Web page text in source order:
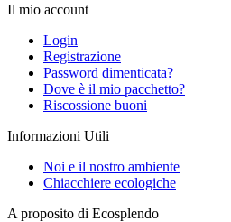
Il mio account
Login
Registrazione
Password dimenticata?
Dove è il mio pacchetto?
Riscossione buoni
Informazioni Utili
Noi e il nostro ambiente
Chiacchiere ecologiche
A proposito di Ecosplendo